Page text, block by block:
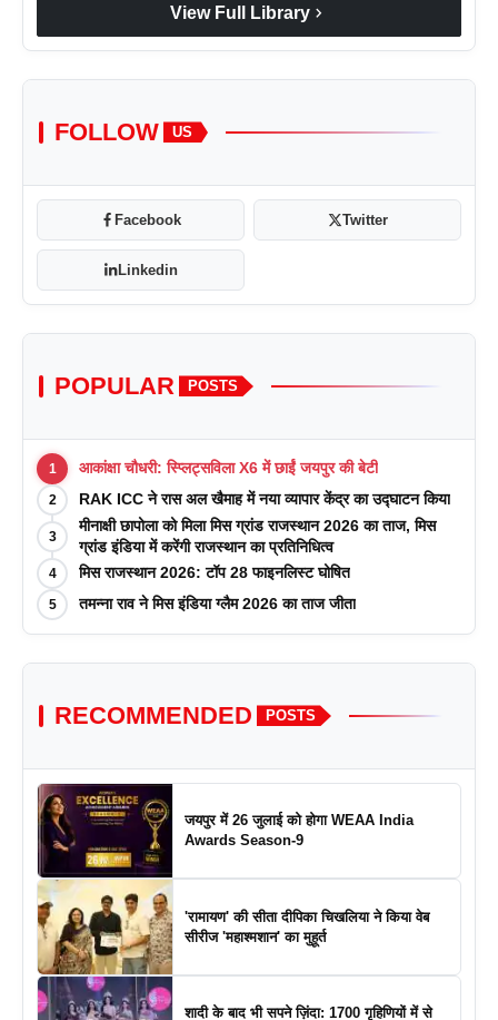
View Full Library chevron_right
FOLLOW US
Facebook Twitter
Linkedin
POPULAR POSTS
1 आकांक्षा चौधरी: स्प्लिट्सविला X6 में छाईं जयपुर की बेटी
2 RAK ICC ने रास अल खैमाह में नया व्यापार केंद्र का उद्घाटन किया
3
मीनाक्षी छापोला को मिला मिस ग्रांड राजस्थान 2026 का ताज, मिस
ग्रांड इंडिया में करेंगी राजस्थान का प्रतिनिधित्व
4 मिस राजस्थान 2026: टॉप 28 फाइनलिस्ट घोषित
5 तमन्ना राव ने मिस इंडिया ग्लैम 2026 का ताज जीता
RECOMMENDED POSTS
जयपुर में 26 जुलाई को होगा WEAA India
Awards Season-9
'रामायण' की सीता दीपिका चिखलिया ने किया वेब
सीरीज 'महाश्मशान' का मुहूर्त
शादी के बाद भी सपने ज़िंदा: 1700 गृहिणियों में से